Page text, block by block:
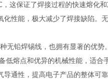
这保证了焊接过程的快速熔化
化性能，极大减少了焊接缺陷。
无铅焊锡线，也拥有显著的优
低熔点和优异的机械性能，适
导通性，提高电子产品的整体可